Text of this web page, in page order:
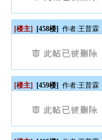
[楼主] [458楼] 作者:王普霖
[楼主] [459楼] 作者:王普霖